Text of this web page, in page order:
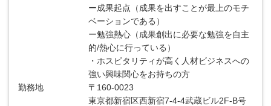
ー成果起点（成果を出すことが最上のモチ
ベーションである）
ー勉強熱心（成果創出に必要な勉強を自主
的/熱心に行っている）
・ホスピタリティが高く人材ビジネスへの
強い興味関心をお持ちの方
勤務地
〒160-0023
東京都新宿区西新宿7-4-4武蔵ビル2F-B号